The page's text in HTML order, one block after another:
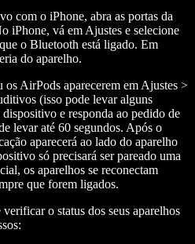
com o iPhone, abra as portas da
iPhone, vá em Ajustes e selecione
o Bluetooth está ligado. Em
do aparelho.
AirPods aparecerem em Ajustes >
(isso pode levar alguns
e responda ao pedido de
levar até 60 segundos. Após o
aparecerá ao lado do aparelho
só precisará ser pareado uma
os aparelhos se reconectam
que forem ligados.
o status dos seus aparelhos